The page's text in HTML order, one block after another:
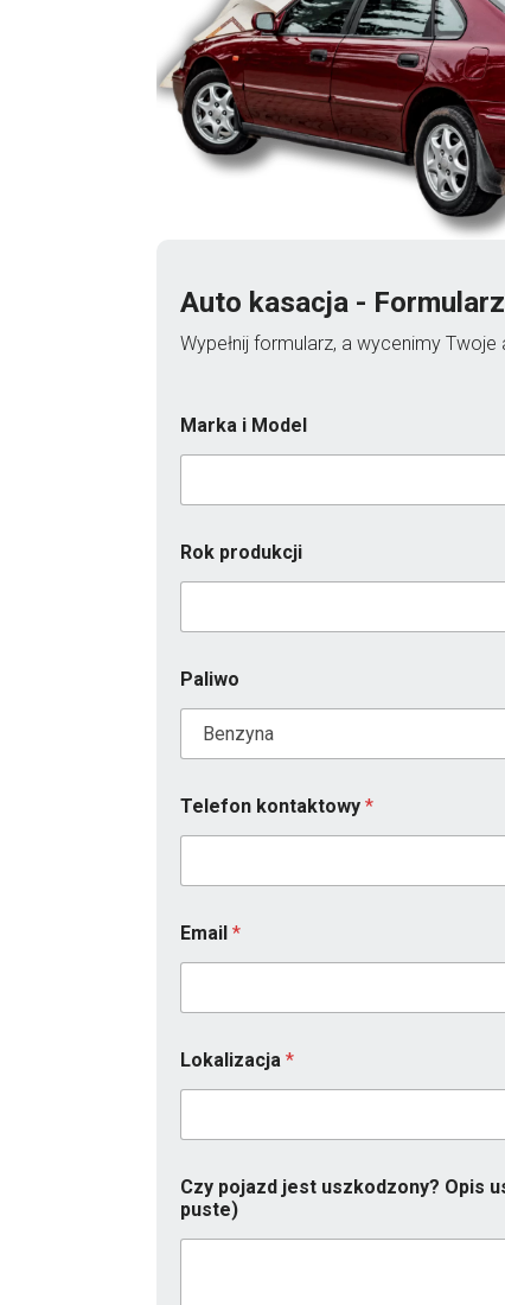
Auto kasacja - Formularz
Wypełnij formularz, a wycenimy
Marka i Model
Rok produkcji
Paliwo
Telefon kontaktowy *
g
o
a
g
o
d
k
n
t
Email *
Lokalizacja *
Czy pojazd jest uszkodzony? Opis
puste)